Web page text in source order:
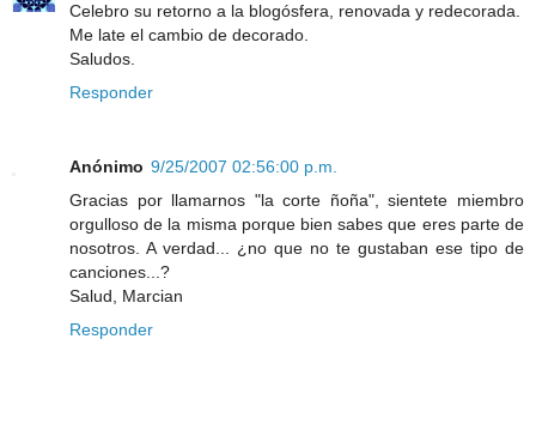
Celebro su retorno a la blogósfera, renovada y redecorada.
Me late el cambio de decorado.
Saludos.
Responder
Anónimo 9/25/2007 02:56:00 p.m.
Gracias por llamarnos "la corte ñoña", sientete miembro
orgulloso de la misma porque bien sabes que eres parte de
nosotros. A verdad... ¿no que no te gustaban ese tipo de
canciones...?
Salud, Marcian
Responder